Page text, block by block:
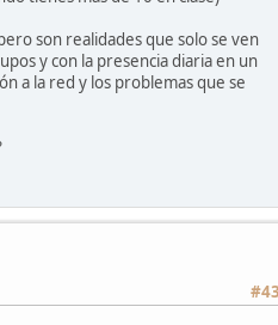
son realidades que solo se ven
y con la presencia diaria en un
a la red y los problemas que se